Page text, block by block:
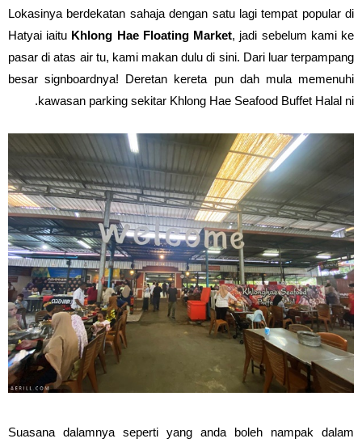
Lokasinya berdekatan sahaja dengan satu lagi tempat popular di
Hatyai iaitu Khlong Hae Floating Market, jadi sebelum kami ke
pasar di atas air tu, kami makan dulu di sini. Dari luar terpampang
besar signboardnya! Deretan kereta pun dah mula memenuhi
kawasan parking sekitar Khlong Hae Seafood Buffet Halal ni.
Suasana dalamnya seperti yang anda boleh nampak dalam